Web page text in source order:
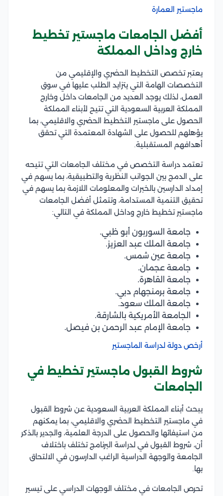
ماجستير العمارة
أفضل الجامعات ماجستير تخطيط
خارج وداخل المملكة
يعتبر تخصص التخطيط الحضري والإقليمي من
التخصصات الهامة التي يتزايد الطلب عليها في سوق
العمل، لذلك يوجد العديد من الجامعات داخل وخارج
المملكة العربية السعودية التي تتيح لأبناء المملكة
الحصول على ماجستير التخطيط الحضري والاقليمي، بما
يؤهلهم للحصول على الشهادة المعتمدة التي تحقق
أهدافهم المستقبلية.
تعتمد دراسة التخصص في مختلف الجامعات التي تتيحه
على الدمج بين الجوانب النظرية والتطبيقية، بما يسهم في
إمداد الدارسين بالخبرات والمعلومات اللازمة بما يسهم في
تحقيق التنمية المستدامة، وتتمثل أفضل الجامعات
ماجستير تخطيط خارج وداخل المملكة في التالي:
جامعة السوربون أبو ظبي.
جامعة الملك عبد العزيز.
جامعة عين شمس.
جامعة عجمان.
جامعة القاهرة.
جامعة برمنجهام دبي.
جامعة الملك سعود.
الجامعة الأمريكية بالشارقة.
جامعة الإمام عبد الرحمن بن فيصل.
أرخص دولة لدراسة الماجستير
شروط القبول ماجستير تخطيط في
الجامعات
يبحث أبناء المملكة العربية السعودية عن شروط القبول
في ماجستير التخطيط الحضري والاقليمي، بما يمكنهم
من استيفائها والحصول على الدرجة العلمية، والجدير بالذكر
أن، شروط القبول في لدراسة البرنامج تختلف باختلاف
الجامعة والوجهة الدراسية الراغب الدارسون في الالتحاق
بها.
تحرص الجامعات في مختلف الوجهات الدراسي على تيسير